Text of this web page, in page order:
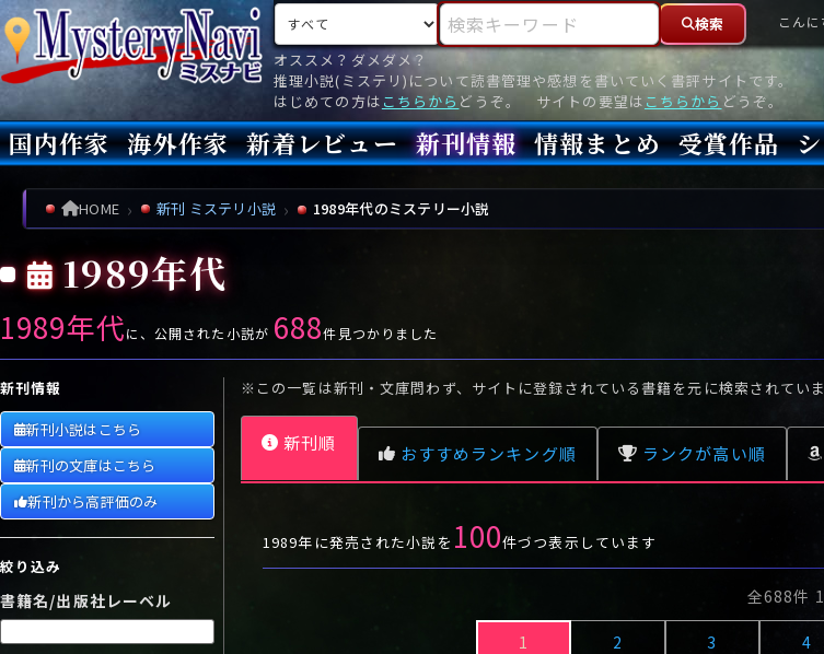
オススメ？ダメダメ？
推理小説(ミステリ)について読書管理や感想を書いていく書評サイトです。
はじめての方は こちらから どうぞ。 サイトの要望は こちらから どうぞ。
検索対象 検索キーワード
検索 こん
国内作家
あ行 あ い う え
お
か行
か き く け
こ
さ行
さ し す せ
た行
た
と
な行
な に ぬ ね
の
は行
は ひ ふ
ま行
ま み む
も
や行
や ゆ
ら行
ら り る
ろ
海外作家
ア行 ア イ ウ エ
オ
カ行
カ キ ク ケ
コ
サ行
サ
ツ
ナ行
ナ ニ ヌ ネ
ノ
ハ行
ハ
マ行
マ ミ ム
モ
ヤ行
ヤ
ラ行
ラ リ ル レ
ロ
新着レビュー 新刊情報
新刊情報
文庫新刊
新刊高評価
今月(8月)発売
先月(7月)発売
先々月(6月)発売
情報まとめ
『本格ミステリベスト』2026年版
『本格ミステリベスト』(海外)
『このミステリーがすごい!』
『このミステリーがすごい!』(海
『ミステリが読みたい!』2026年
『ミステリが読みたい!』(海外)
『週刊文春ミステリーベスト10
『週刊文春ミステリーベスト10
本格ミステリ・エターナル300
本格ミステリ・ディケイド300
本格ミステリ・クロニクル300
ミステリー・リーグ
東西ミステリーベスト100 2012
東西ミステリーベスト100 2012
その他をもっとみる
受賞作品
日本推理作家
本格ミステリ
鮎川哲也賞
横溝正史ミス
江戸川乱歩賞
メフィスト賞
『このミステ
アンソニー賞(
エドガー賞
ゴールド・ダ
バリー賞(長編
ガラスの鍵賞
その他をもっ
HOME 新刊 ミステリ小説 1989年代のミステリー小説
1989年代
1989年代に、公開された小説が 688件見つかりました
新刊情報
新刊小説はこちら
新刊の文庫はこちら
新刊から高評価のみ
絞り込み
書籍名/出版社レーベル
※この一覧は新刊・文庫問わず、サイトに登録されている書籍を元に検索されていま
新刊順 おすすめランキング順 ランクが高い順
1989年に発売された小説を 100件づつ表示しています
全688件
1 2 3 4